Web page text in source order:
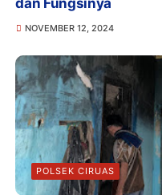
dan Fungsinya
NOVEMBER 12, 2024
POLSEK CIRUAS